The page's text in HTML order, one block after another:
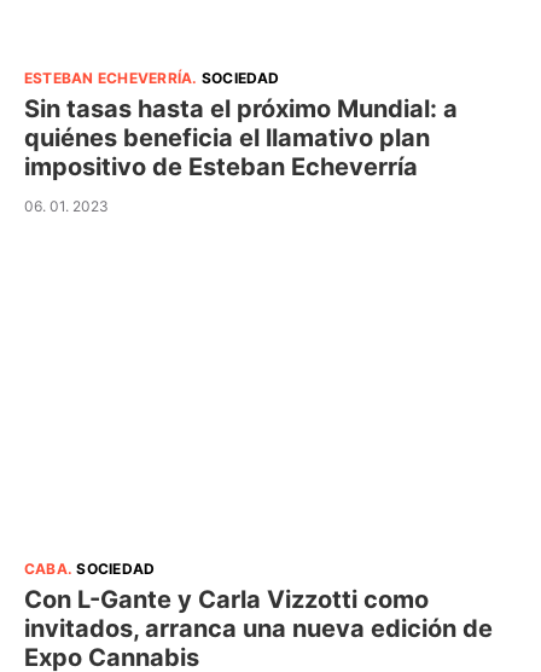
ESTEBAN ECHEVERRÍA. SOCIEDAD
Sin tasas hasta el próximo Mundial: a
quiénes beneficia el llamativo plan
impositivo de Esteban Echeverría
06. 01. 2023
CABA.SOCIEDAD
Con L-Gante y Carla Vizzotti como
invitados, arranca una nueva edición de
Expo Cannabis